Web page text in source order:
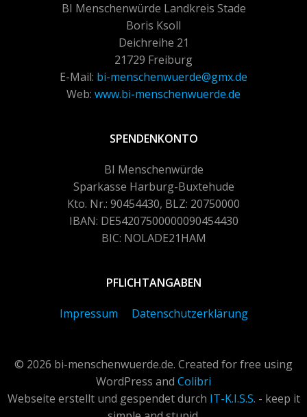
BI Menschenwürde Landkreis Stade
Boris Ksoll
Deichreihe 21
21729 Freiburg
E-Mail: bi-menschenwuerde@gmx.de
Web: www.bi-menschenwuerde.de
SPENDENKONTO
BI Menschenwürde
Sparkasse Harburg-Buxtehude
Kto. Nr.: 90454430, BLZ: 20750000
IBAN: DE54207500000090454430
BIC: NOLADE21HAM
PFLICHTANGABEN
Impressum Datenschutzerklärung
© 2026 bi-menschenwuerde.de. Created for free using
WordPress and Colibri
Webseite erstellt und gespendet durch IT-K.I.S.S. - keep it